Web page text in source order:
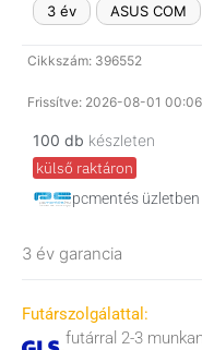
3 év ASUS COM
Cikkszám: 396552
Frissítve: 2026-08-01
100 db készleten
külső raktáron
pcmentés
3 év garancia
Futárszolgálattal:
futárral 2-3